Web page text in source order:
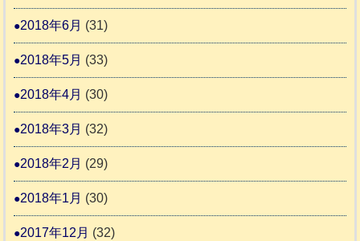
2018年6月 (31)
2018年5月 (33)
2018年4月 (30)
2018年3月 (32)
2018年2月 (29)
2018年1月 (30)
2017年12月 (32)